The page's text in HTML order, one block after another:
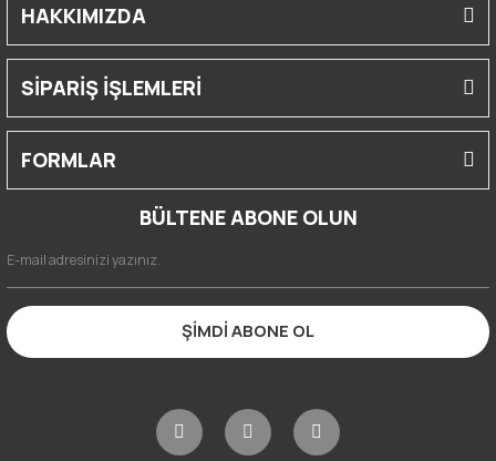
HAKKIMIZDA
SİPARİŞ İŞLEMLERİ
FORMLAR
BÜLTENE ABONE OLUN
ŞİMDİ ABONE OL